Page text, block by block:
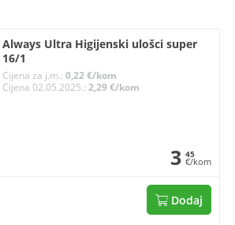
Always Ultra Higijenski ulošci super
16/1
Cijena za j.m.:0,22 €/kom
Cijena 02.05.2025.:2,29 €/kom
3 45
€/kom
Dodaj